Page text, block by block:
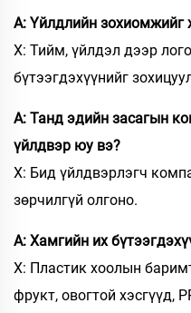
А: Үйлдлийн зохиомжийг
Х: Тийм, үйлдэл дээр
бүтээгдэхүүнийг
А: Танд эдийн засагын
үйлдвэр юу вэ?
Х: Бид үйлдвэрлэгч
зөрчилгүй олгоно.
А: Хамгийн их
Х: Пластик хоолын
фрукт, овогтой хэсгүүд,